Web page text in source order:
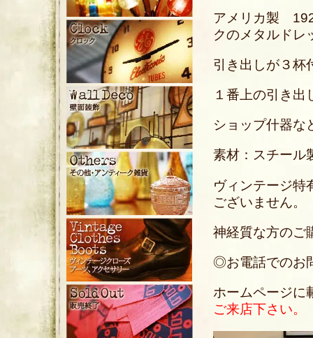
アメリカ製
クのメタルドレ
引き出しが３杯
１番上の引き出
ショップ什器な
素材：スチール
ヴィンテージ特
ございません。
神経質な方のご
◎お電話でのお
ホームページに
ご来店下さい。